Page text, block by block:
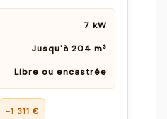
7 kW
Jusqu'à 204 m³
Libre ou encastrée
−1 311 €